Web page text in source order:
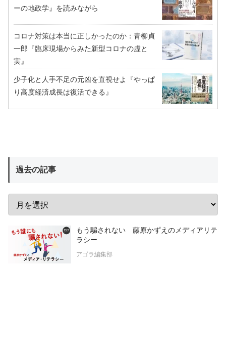
ーの地政学』を読みながら
コロナ対策は本当に正しかったのか：青柳貞
一郎『臨床現場からみた新型コロナの虚と
実』
少子化と人手不足の元凶を直視せよ『やっぱ
り高度経済成長は復活できる』
過去の記事
もう騙されない 藤原かずえのメディアリテ
ラシー
アゴラ編集部